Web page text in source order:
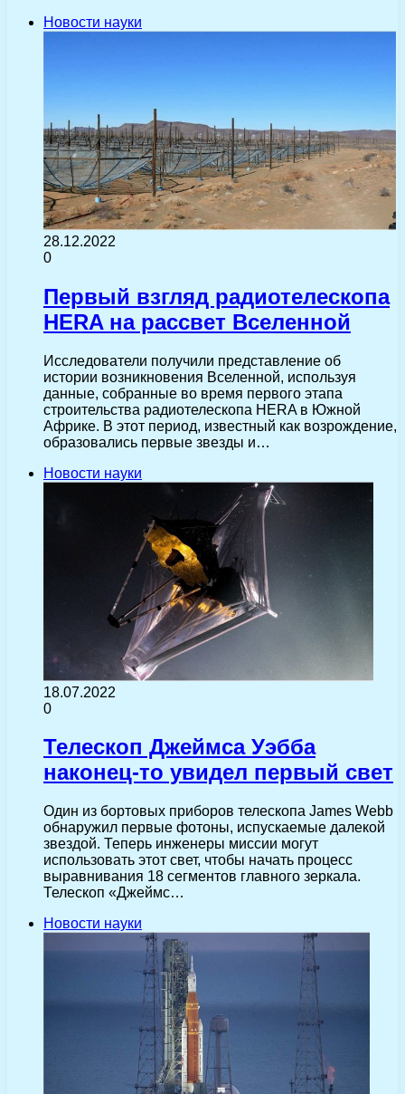
Новости науки
28.12.2022
0
Первый взгляд радиотелескопа
HERA на рассвет Вселенной
Исследователи получили представление об
истории возникновения Вселенной, используя
данные, собранные во время первого этапа
строительства радиотелескопа HERA в Южной
Африке. В этот период, известный как возрождение,
образовались первые звезды и…
Новости науки
18.07.2022
0
Телескоп Джеймса Уэбба
наконец-то увидел первый свет
Один из бортовых приборов телескопа James Webb
обнаружил первые фотоны, испускаемые далекой
звездой. Теперь инженеры миссии могут
использовать этот свет, чтобы начать процесс
выравнивания 18 сегментов главного зеркала.
Телескоп «Джеймс…
Новости науки